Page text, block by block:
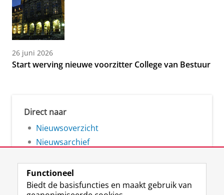
26 juni 2026
Start werving nieuwe voorzitter College van Bestuur
Direct naar
Nieuwsoverzicht
Nieuwsarchief
Functioneel
Biedt de basisfuncties en maakt gebruik van